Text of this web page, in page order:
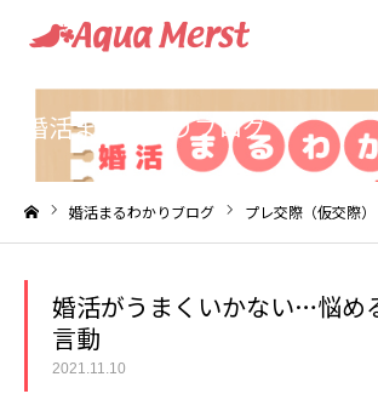
婚活まるわかりブログ
婚活まるわかりブログ プレ交際（仮交際）
婚活がうまくいかない…悩め
言動
2021.11.10